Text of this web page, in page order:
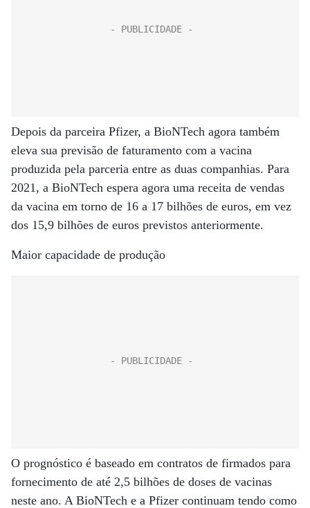
Depois da parceira Pfizer, a BioNTech agora também
eleva sua previsão de faturamento com a vacina
produzida pela parceria entre as duas companhias. Para
2021, a BioNTech espera agora uma receita de vendas
da vacina em torno de 16 a 17 bilhões de euros, em vez
dos 15,9 bilhões de euros previstos anteriormente.
Maior capacidade de produção
O prognóstico é baseado em contratos de firmados para
fornecimento de até 2,5 bilhões de doses de vacinas
neste ano. A BioNTech e a Pfizer continuam tendo como